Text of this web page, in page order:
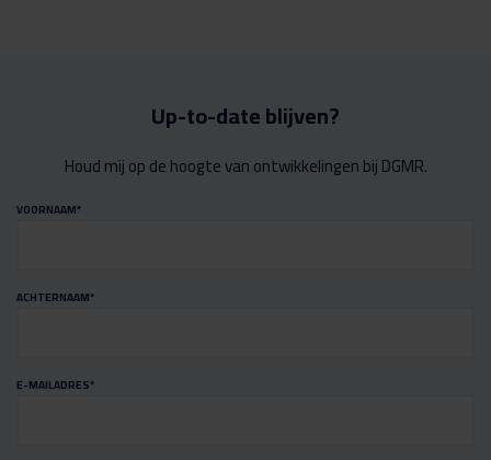
Up-to-date blijven?
Houd mij op de hoogte van ontwikkelingen bij DGMR.
VOORNAAM*
ACHTERNAAM*
E-MAILADRES*